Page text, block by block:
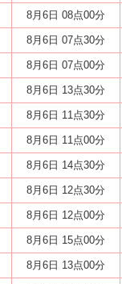
8月6日 08点00分
8月6日 07点30分
8月6日 07点00分
8月6日 13点30分
8月6日 11点30分
8月6日 11点00分
8月6日 14点30分
8月6日 12点30分
8月6日 12点00分
8月6日 15点00分
8月6日 13点00分